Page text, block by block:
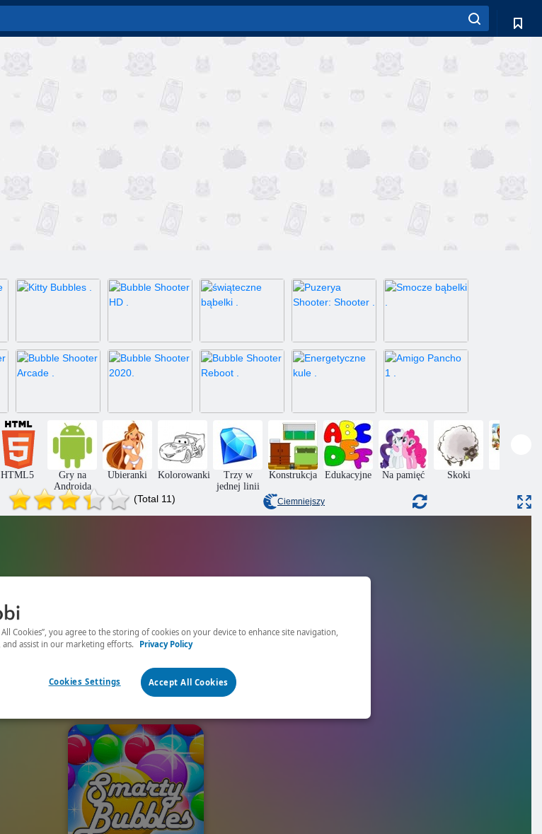
Bubble Shooter
Arcade
Bubble Shooter
2020
Bubble Shooter
Reboot
Energetyczne
kule
Amigo Pancho 1
HTML5
Gry na
Androida
Ubieranki Kolorowanki
Trzy w
jednej linii
Konstrukcja Edukacyjne Na pamięć Skoki
(Total 11) Ciemniejszy